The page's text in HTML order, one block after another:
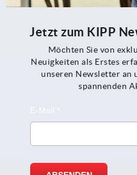
Jetzt zum KIPP
Möchten Sie von
Neuigkeiten als Erstes
unseren Newsletter an
spannenden